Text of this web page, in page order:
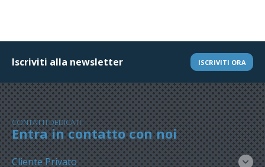
Iscriviti alla newsletter ISCRIVITI ORA
CONTATTI DEDICATI
Entra in contatto con noi
Cliente Privato